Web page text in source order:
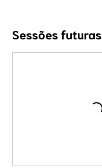
Sessões futuras